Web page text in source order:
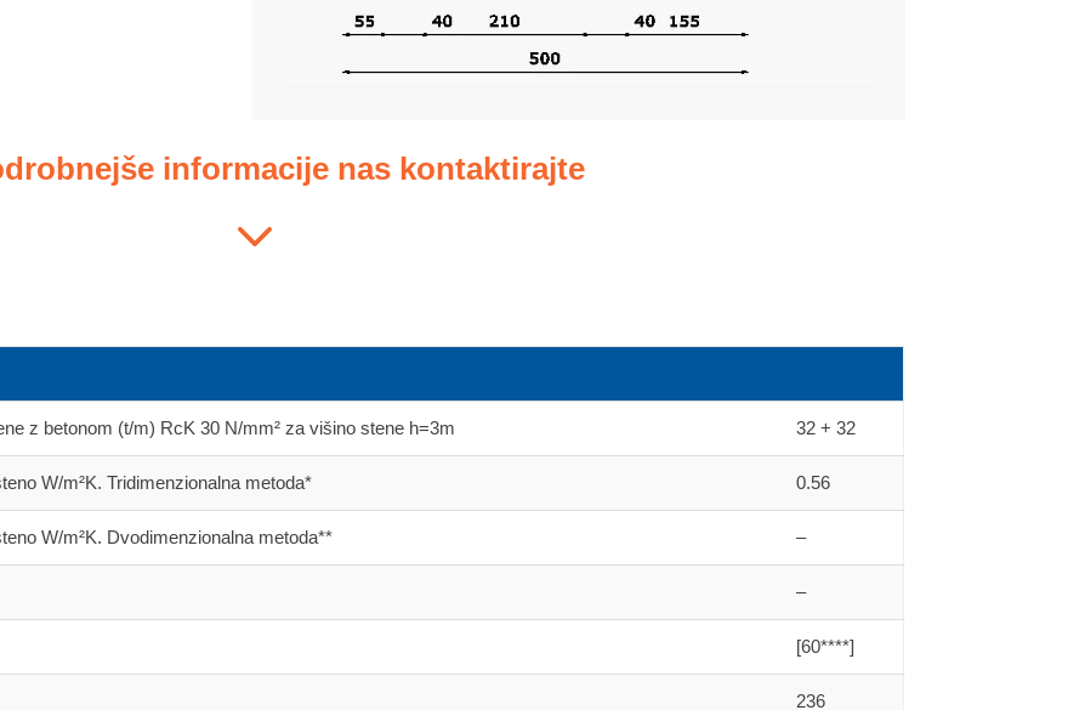
informacije nas kontaktirajte
3
z betonom (t/m) RcK 30 N/mm² za višino stene h=3m 32 + 32
W/m²K. Tridimenzionalna metoda* 0.56
W/m²K. Dvodimenzionalna metoda** –
–
[60****]
236